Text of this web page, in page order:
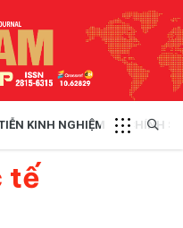
KINH NGHIỆM CHÍNH
tế